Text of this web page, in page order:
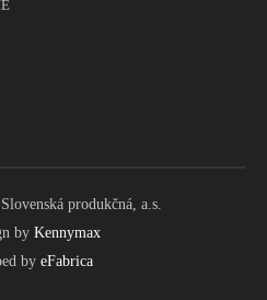
produkčná, a.s.
by Kennymax
by eFabrica